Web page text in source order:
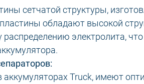
сетчатой структуры,
обладают высокой
электролита,
Truck, имеют